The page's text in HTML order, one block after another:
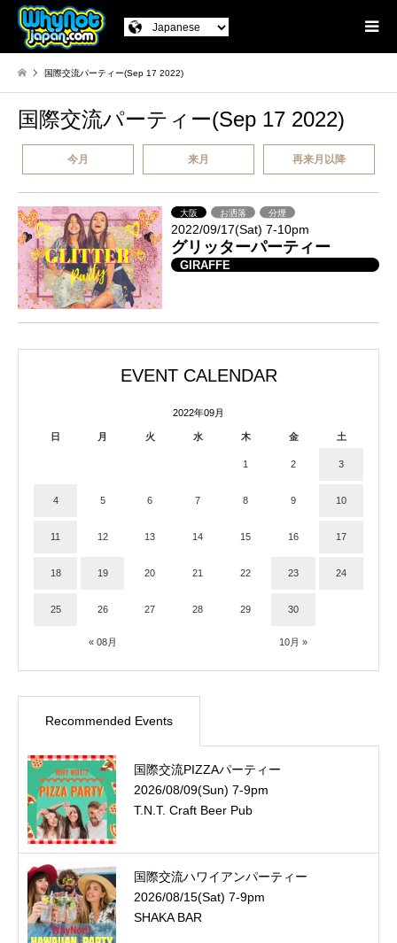
国際交流パーティー(Sep 17 2022)
国際交流パーティー(Sep 17 2022)
今月 来月 再来月以降
大阪 お洒落 分煙
2022/09/17(Sat) 7-10pm
グリッターパーティー
GIRAFFE
EVENT CALENDAR
2022年09月
日 月 火 水 木 金 土
« 08月 10月 »
1 2 3
4 5 6 7 8 9 10
11 12 13 14 15 16 17
18 19 20 21 22 23 24
25 26 27 28 29 30
Recommended Events
国際交流PIZZAパーティー
2026/08/09(Sun) 7-9pm
T.N.T. Craft Beer Pub
国際交流ハワイアンパーティー
2026/08/15(Sat) 7-9pm
SHAKA BAR